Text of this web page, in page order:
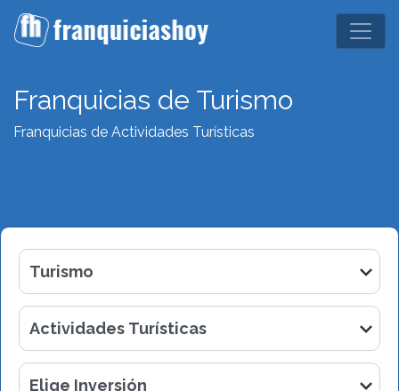
Franquicias de Turismo
Franquicias de Actividades Turísticas